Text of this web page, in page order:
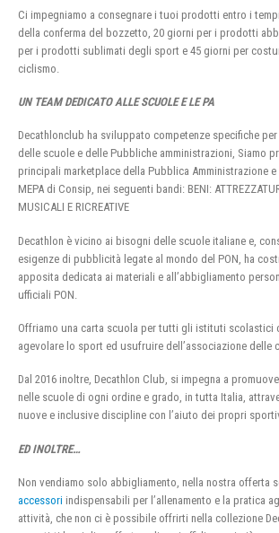
Ci impegniamo a consegnare i tuoi prodotti entro i
della conferma del bozzetto, 20 giorni per i prodotti
per i prodotti sublimati degli sport e 45 giorni per
ciclismo.
UN TEAM DEDICATO ALLE SCUOLE E LE PA
Decathlonclub ha sviluppato competenze specifiche
delle scuole e delle Pubbliche amministrazioni, Siamo
principali marketplace della Pubblica Amministrazione e
MEPA di Consip, nei seguenti bandi: BENI:
MUSICALI E RICREATIVE
Decathlon è vicino ai bisogni delle scuole italiane e,
esigenze di pubblicità legate al mondo del PON, ha
apposita dedicata ai materiali e all’abbigliamento
ufficiali PON.
Offriamo una carta scuola per tutti gli istituti scolastici
agevolare lo sport ed usufruire dell’associazione delle
Dal 2016 inoltre, Decathlon Club, si impegna a
nelle scuole di ogni ordine e grado, in tutta Italia,
nuove e inclusive discipline con l’aiuto dei propri
ED INOLTRE…
Non vendiamo solo abbigliamento, nella nostra offerta
accessori indispensabili per l’allenamento e la pratica
attività, che non ci è possibile offrirti nella collezione